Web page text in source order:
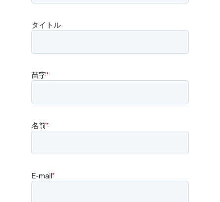
タイトル
苗字*
名前*
E-mail*